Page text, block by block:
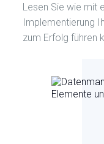
Lesen Sie wie mit
Implementierung
zum Erfolg führen